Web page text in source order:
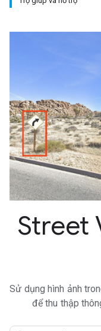
Street
Sử dụng hình ảnh
để thu thập